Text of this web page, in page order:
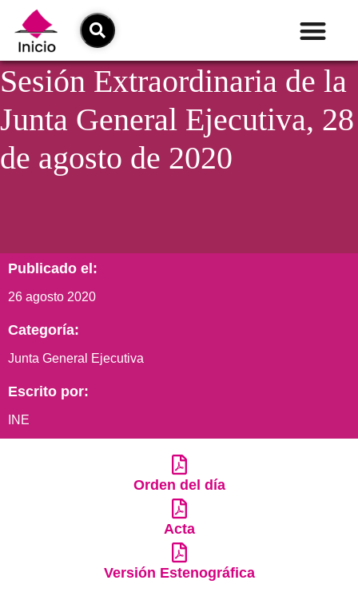
Sesión Extraordinaria de la
Junta General Ejecutiva, 28
de agosto de 2020
Publicado el:
26 agosto 2020
Categoría:
Junta General Ejecutiva
Escrito por:
INE
Orden del día
Acta
Versión Estenográfica